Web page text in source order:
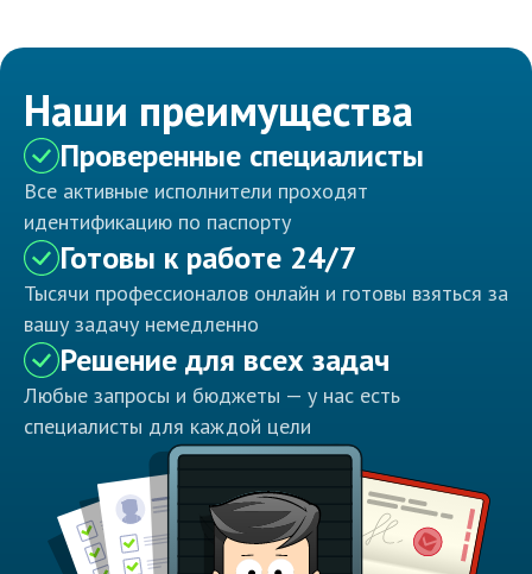
Наши преимущества
Проверенные специалисты
Все активные исполнители проходят
идентификацию по паспорту
Готовы к работе 24/7
Тысячи профессионалов онлайн и готовы взяться за
вашу задачу немедленно
Решение для всех задач
Любые запросы и бюджеты — у нас есть
специалисты для каждой цели